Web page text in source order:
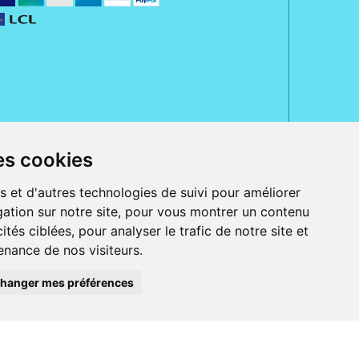
cookies
et d'autres technologies de suivi pour améliorer
sur notre site, pour vous montrer un contenu
ciblées, pour analyser le trafic de notre site et
de nos visiteurs.
mes préférences
Jeanne d' Harcourt, 80300 Albert.
ordonnance.
et iPod touch), ou sur Google Play (pour Androïd 5.0 ou version
Bancontact, PayPal.
beauté et bien-être ainsi que différents services : suivi personnalisé,
la peau, des cheveux...), mesure de la glycémie, perruques.
Pharmactiv réunit près de 1500 adhérents pharmaciens autour d' un
médical sous sa marque BetterLife.